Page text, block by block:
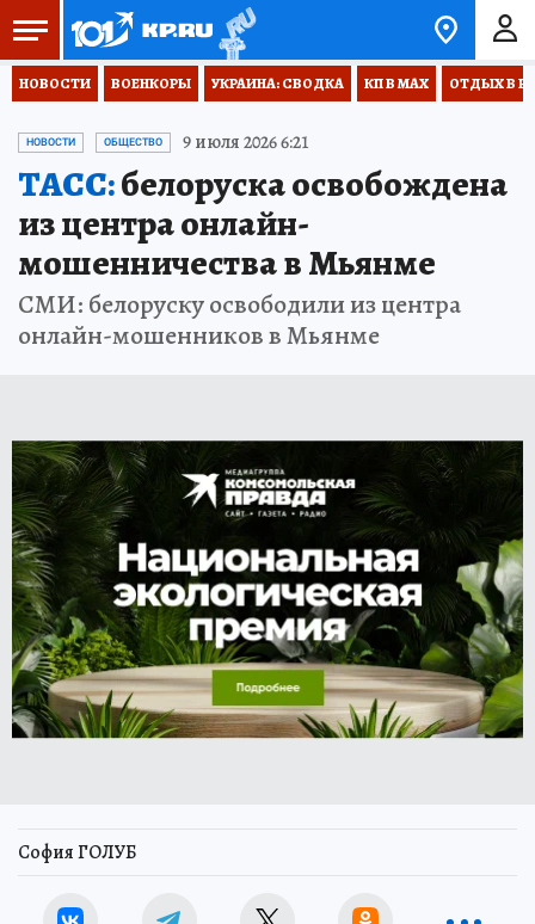
НОВОСТИ ВОЕНКОРЫ УКРАИНА: СВОДКА КП В МАХ ОТДЫХ В
НОВОСТИ ОБЩЕСТВО 9 июля 2026 6:21
ТАСС:белоруска освобождена
из центра онлайн-
мошенничества в Мьянме
СМИ: белоруску освободили из центра
онлайн-мошенников в Мьянме
София ГОЛУБ